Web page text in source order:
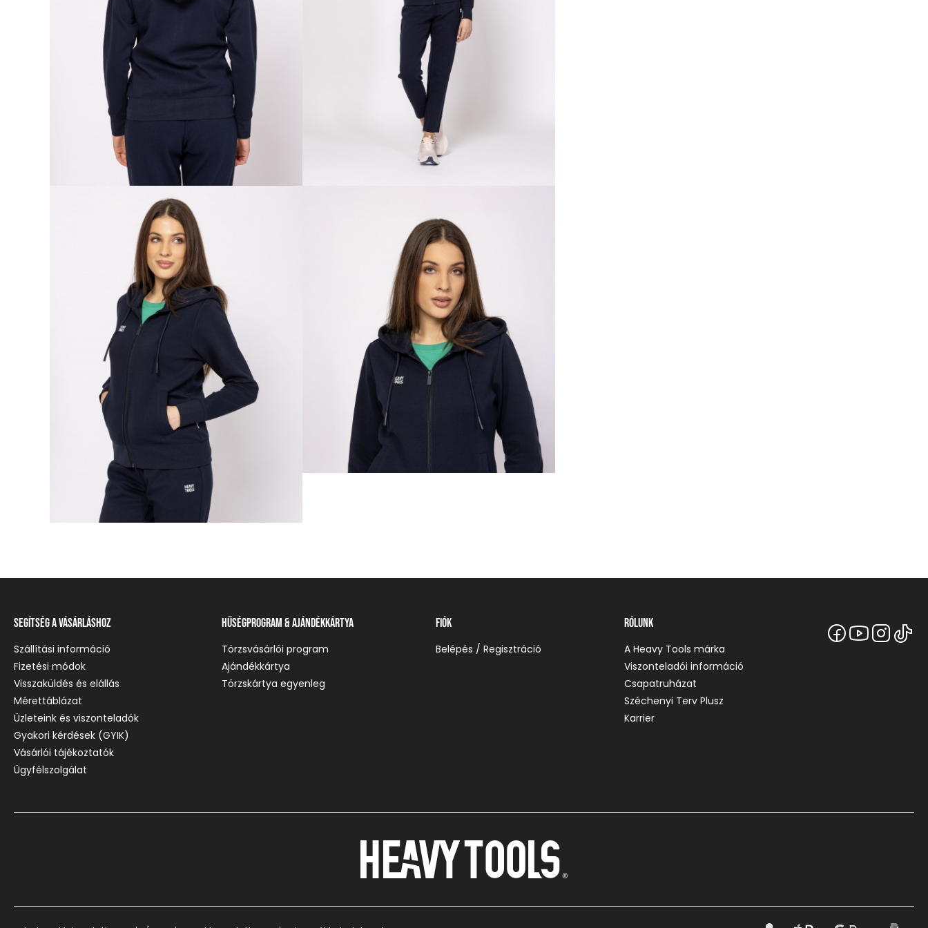
Segítség a vásárláshoz
Szállítási információ
Fizetési módok
Visszaküldés és elállás
Mérettáblázat
Üzleteink és viszonteladók
Gyakori kérdések (GYIK)
Vásárlói tájékoztatók
Ügyfélszolgálat
Hűségprogram & Ajándékkártya
Törzsvásárlói program
Ajándékkártya
Törzskártya egyenleg
Fiók
Belépés / Regisztráció
Rólunk
A Heavy Tools márka
Viszonteladói információ
Csapatruházat
Széchenyi Terv Plusz
Karrier